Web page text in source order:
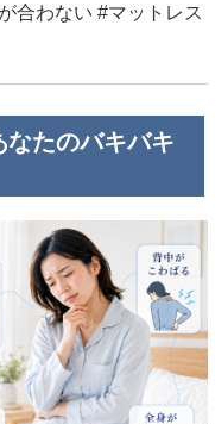
合わない #マットレス
たのバキバキ